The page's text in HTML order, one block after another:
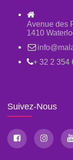
Avenue des
1410
+ 32 2 354
Suivez-Nous